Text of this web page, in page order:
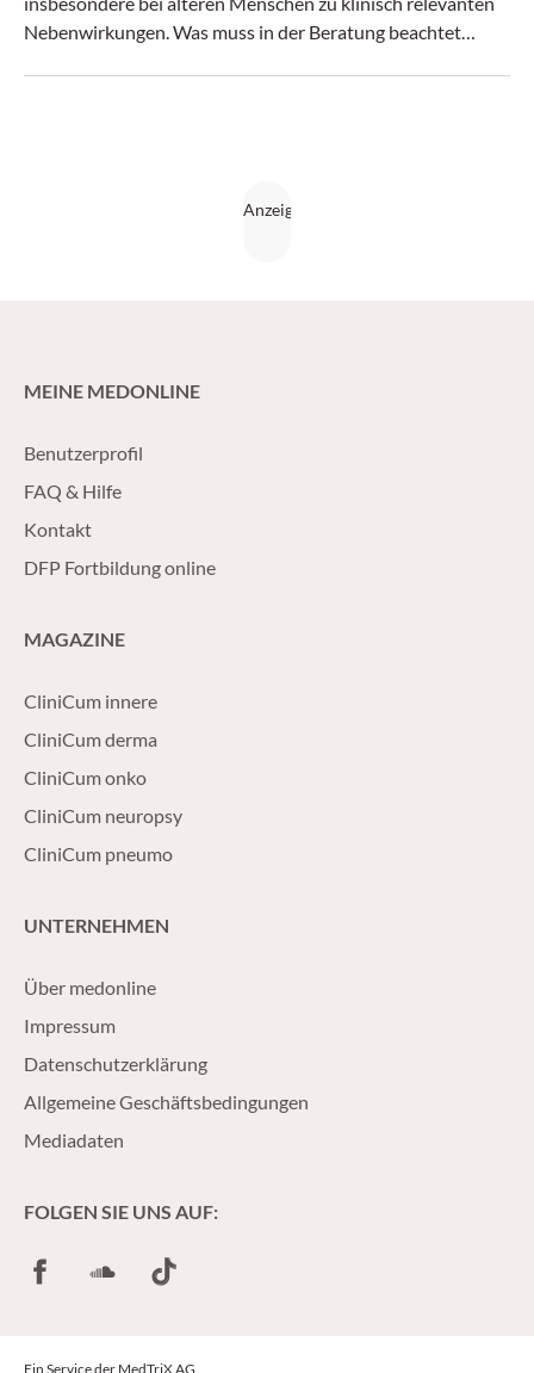
Nebenwirkungen. Was muss in der Beratung beachtet
MEINE MEDONLINE
Benutzerprofil
FAQ & Hilfe
Kontakt
DFP Fortbildung online
MAGAZINE
CliniCum innere
CliniCum derma
CliniCum onko
CliniCum neuropsy
CliniCum pneumo
UNTERNEHMEN
Über medonline
Impressum
Datenschutzerklärung
Allgemeine Geschäftsbedingungen
Mediadaten
FOLGEN SIE UNS AUF:
FacebookSoundCloud
TikTok
Ein Service der MedTriX AG